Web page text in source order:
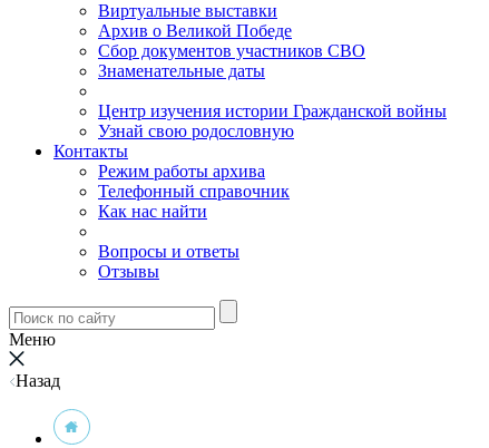
Виртуальные выставки
Архив о Великой Победе
Сбор документов участников СВО
Знаменательные даты
Центр изучения истории Гражданской войны
Узнай свою родословную
Контакты
Режим работы архива
Телефонный справочник
Как нас найти
Вопросы и ответы
Отзывы
Меню
Назад